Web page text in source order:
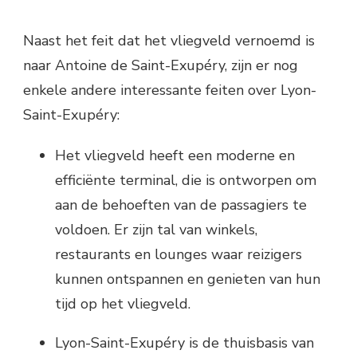
Naast het feit dat het vliegveld vernoemd is
naar Antoine de Saint-Exupéry, zijn er nog
enkele andere interessante feiten over Lyon-
Saint-Exupéry:
Het vliegveld heeft een moderne en
efficiënte terminal, die is ontworpen om
aan de behoeften van de passagiers te
voldoen. Er zijn tal van winkels,
restaurants en lounges waar reizigers
kunnen ontspannen en genieten van hun
tijd op het vliegveld.
Lyon-Saint-Exupéry is de thuisbasis van